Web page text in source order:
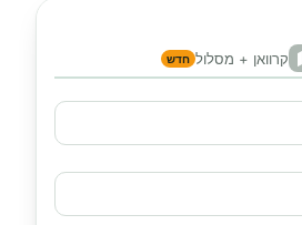
קרוואן + מסלול חדש